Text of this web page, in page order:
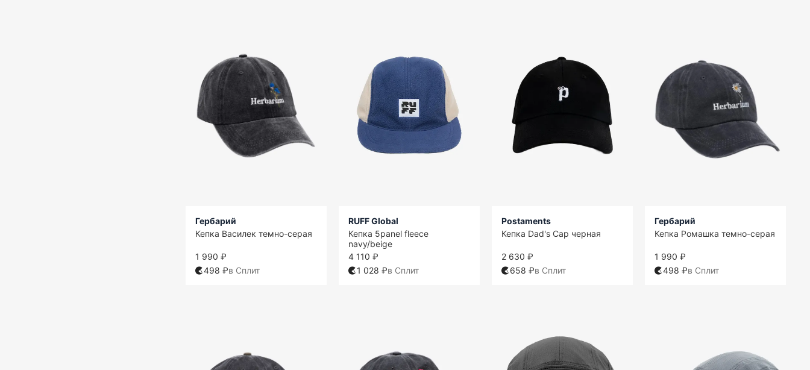
Гербарий
Кепка Василек темно-серая
1 990 ₽
498 ₽в Сплит
RUFF Global
Кепка 5panel fleece
navy/beige
4 110 ₽
1 028 ₽в Сплит
Postaments
Кепка Dad's Cap черная
2 630 ₽
658 ₽в Сплит
Гербарий
Кепка Ромашка темно-серая
1 990 ₽
498 ₽в Сплит